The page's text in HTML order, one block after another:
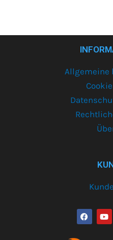
Allgemeine
F
a
c
Y
o
u